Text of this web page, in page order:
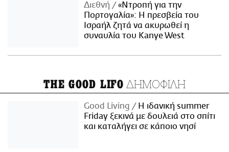
Διεθνή
«Ντροπή για την
Πορτογαλία»: Η πρεσβεία του
Ισραήλ ζητά να ακυρωθεί η
συναυλία του Kanye West
THE GOOD LIFO ΔΗΜΟΦΙΛΗ
Good Living
Η ιδανική summer
Friday ξεκινά με δουλειά στο σπίτι
και καταλήγει σε κάποιο νησί